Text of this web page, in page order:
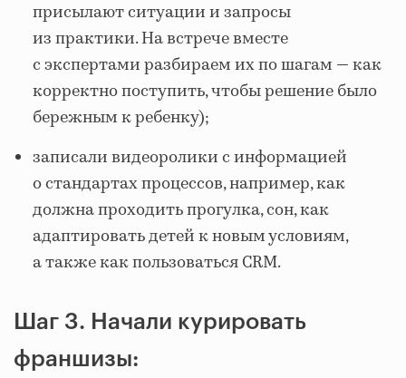
присылают ситуации и запросы
из практики. На встрече вместе
с экспертами разбираем их по шагам — как
корректно поступить, чтобы решение было
бережным к ребенку);
записали видеоролики с информацией
о стандартах процессов, например, как
должна проходить прогулка, сон, как
адаптировать детей к новым условиям,
а также как пользоваться CRM.
Шаг 3. Начали курировать
франшизы: